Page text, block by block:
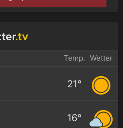
Temp. Wetter
21°
16°